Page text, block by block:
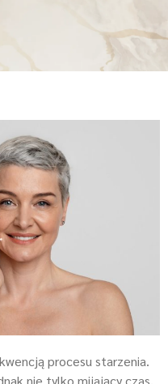
procesu starzenia.